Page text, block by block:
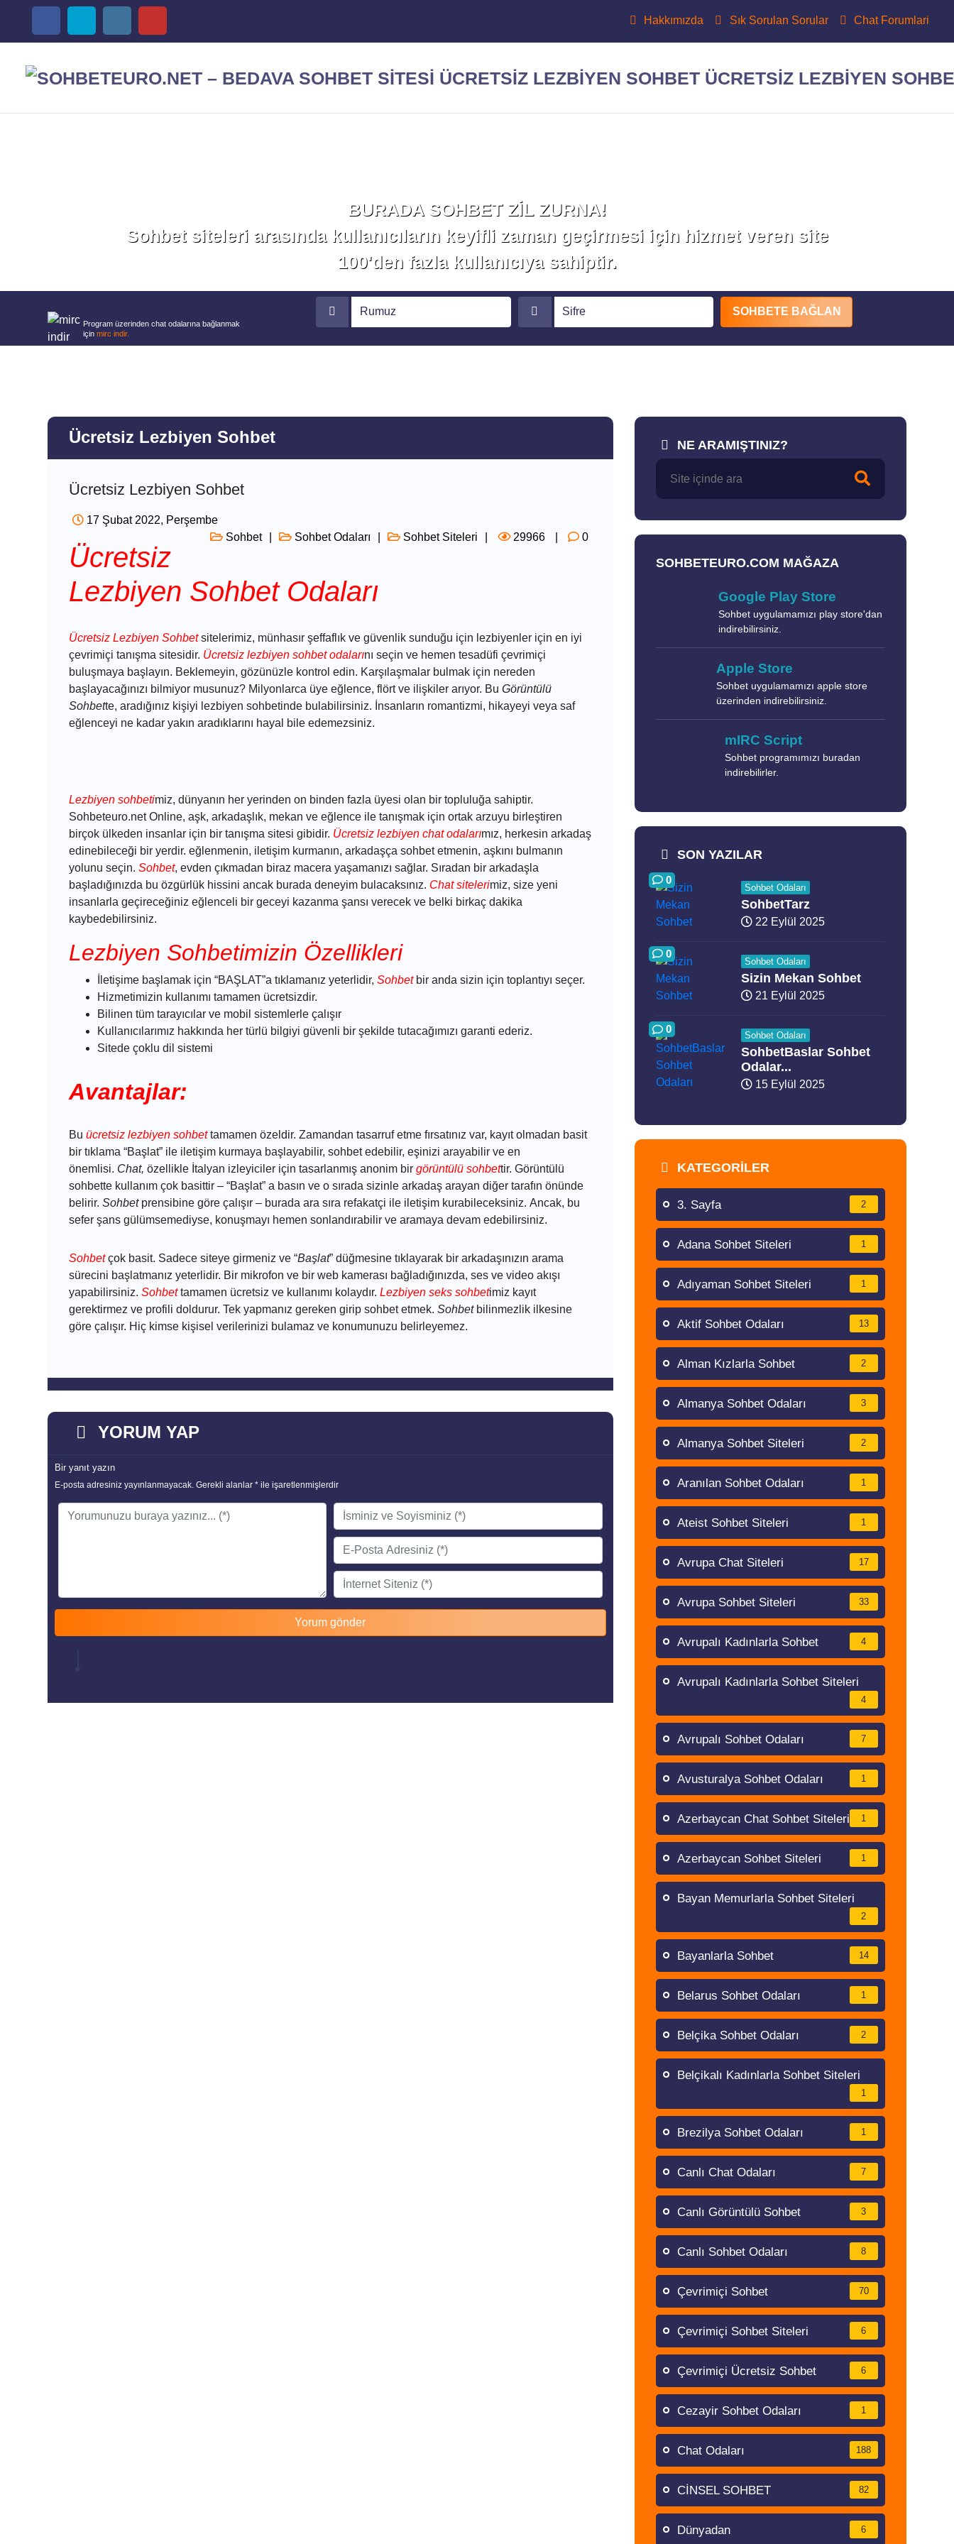
Hakkımızda Sık Sorulan Sorular Chat Forumlari
BURADA SOHBET ZİL ZURNA!
Sohbet siteleri arasında kullanıcıların keyifli zaman geçirmesi için hizmet veren site
100'den fazla kullanıcıya sahiptir.
Program üzerinden chat odalarına bağlanmak
için mirc indir.
Rumuz Sifre
SOHBETE BAĞLAN
Ücretsiz Lezbiyen Sohbet
Ücretsiz Lezbiyen Sohbet
17 Şubat 2022, Perşembe
Sohbet
Sohbet Odaları Sohbet Siteleri 29966 0
Ücretsiz
Lezbiyen Sohbet Odaları
Ücretsiz Lezbiyen Sohbet sitelerimiz, münhasır şeffaflık ve güvenlik sunduğu için lezbiyenler için en iyi
çevrimiçi tanışma sitesidir. Ücretsiz lezbiyen sohbet odalarını seçin ve hemen tesadüfi çevrimiçi
buluşmaya başlayın. Beklemeyin, gözünüzle kontrol edin. Karşılaşmalar bulmak için nereden
başlayacağınızı bilmiyor musunuz? Milyonlarca üye eğlence, flört ve ilişkiler arıyor. Bu Görüntülü
Sohbette, aradığınız kişiyi lezbiyen sohbetinde bulabilirsiniz. İnsanların romantizmi, hikayeyi veya saf
eğlenceyi ne kadar yakın aradıklarını hayal bile edemezsiniz.
Lezbiyen sohbetimiz, dünyanın her yerinden on binden fazla üyesi olan bir topluluğa sahiptir.
Sohbeteuro.net Online, aşk, arkadaşlık, mekan ve eğlence ile tanışmak için ortak arzuyu birleştiren
birçok ülkeden insanlar için bir tanışma sitesi gibidir. Ücretsiz lezbiyen chat odalarımız, herkesin arkadaş
edinebileceği bir yerdir. eğlenmenin, iletişim kurmanın, arkadaşça sohbet etmenin, aşkını bulmanın
yolunu seçin. Sohbet, evden çıkmadan biraz macera yaşamanızı sağlar. Sıradan bir arkadaşla
başladığınızda bu özgürlük hissini ancak burada deneyim bulacaksınız. Chat sitelerimiz, size yeni
insanlarla geçireceğiniz eğlenceli bir geceyi kazanma şansı verecek ve belki birkaç dakika
kaybedebilirsiniz.
Lezbiyen Sohbetimizin Özellikleri
İletişime başlamak için “BAŞLAT”a tıklamanız yeterlidir, Sohbetbir anda sizin için toplantıyı seçer.
Hizmetimizin kullanımı tamamen ücretsizdir.
Bilinen tüm tarayıcılar ve mobil sistemlerle çalışır
Kullanıcılarımız hakkında her türlü bilgiyi güvenli bir şekilde tutacağımızı garanti ederiz.
Sitede çoklu dil sistemi
Avantajlar:
Bu ücretsiz lezbiyen sohbettamamen özeldir. Zamandan tasarruf etme fırsatınız var, kayıt olmadan basit
bir tıklama “Başlat” ile iletişim kurmaya başlayabilir, sohbet edebilir, eşinizi arayabilir ve en
önemlisi. Chat, özellikle İtalyan izleyiciler için tasarlanmış anonim bir görüntülü sohbettir. Görüntülü
sohbette kullanım çok basittir – “Başlat” a basın ve o sırada sizinle arkadaş arayan diğer tarafın önünde
belirir. Sohbetprensibine göre çalışır – burada ara sıra refakatçi ile iletişim kurabileceksiniz. Ancak, bu
sefer şans gülümsemediyse, konuşmayı hemen sonlandırabilir ve aramaya devam edebilirsiniz.
Sohbetçok basit. Sadece siteye girmeniz ve “Başlat” düğmesine tıklayarak bir arkadaşınızın arama
sürecini başlatmanız yeterlidir. Bir mikrofon ve bir web kamerası bağladığınızda, ses ve video akışı
yapabilirsiniz. Sohbettamamen ücretsiz ve kullanımı kolaydır. Lezbiyen seks sohbetimiz kayıt
gerektirmez ve profili doldurur. Tek yapmanız gereken girip sohbet etmek. Sohbetbilinmezlik ilkesine
göre çalışır. Hiç kimse kişisel verilerinizi bulamaz ve konumunuzu belirleyemez.
YORUM YAP
Bir yanıt yazın
E-posta adresiniz yayınlanmayacak. Gerekli alanlar * ile işaretlenmişlerdir
NE ARAMIŞTINIZ?
SOHBETEURO.COM MAĞAZA
Google Play Store
Sohbet uygulamamızı play store'dan
indirebilirsiniz.
Apple Store
Sohbet uygulamamızı apple store
üzerinden indirebilirsiniz.
mIRC Script
Sohbet programımızı buradan
indirebilirler.
SON YAZILAR
0
Sohbet Odaları
SohbetTarz
22 Eylül 2025
0
Sohbet Odaları
Sizin Mekan Sohbet
21 Eylül 2025
0
Sohbet Odaları
SohbetBaslar Sohbet
Odalar...
15 Eylül 2025
KATEGORILER
3. Sayfa 2
Adana Sohbet Siteleri 1
Adıyaman Sohbet Siteleri 1
Aktif Sohbet Odaları 13
Alman Kızlarla Sohbet 2
Almanya Sohbet Odaları 3
Almanya Sohbet Siteleri 2
Aranılan Sohbet Odaları 1
Ateist Sohbet Siteleri 1
Avrupa Chat Siteleri 17
Avrupa Sohbet Siteleri 33
Avrupalı Kadınlarla Sohbet 4
Avrupalı Kadınlarla Sohbet Siteleri
4
Avrupalı Sohbet Odaları 7
Avusturalya Sohbet Odaları 1
Azerbaycan Chat Sohbet Siteleri 1
Azerbaycan Sohbet Siteleri 1
Bayan Memurlarla Sohbet Siteleri
2
Bayanlarla Sohbet 14
Belarus Sohbet Odaları 1
Belçika Sohbet Odaları 2
Belçikalı Kadınlarla Sohbet Siteleri
1
Brezilya Sohbet Odaları 1
Canlı Chat Odaları 7
Canlı Görüntülü Sohbet 3
Canlı Sohbet Odaları 8
Çevrimiçi Sohbet 70
Çevrimiçi Sohbet Siteleri 6
Çevrimiçi Ücretsiz Sohbet 6
Cezayir Sohbet Odaları 1
Chat Odaları 188
CİNSEL SOHBET 82
Dünyadan 6